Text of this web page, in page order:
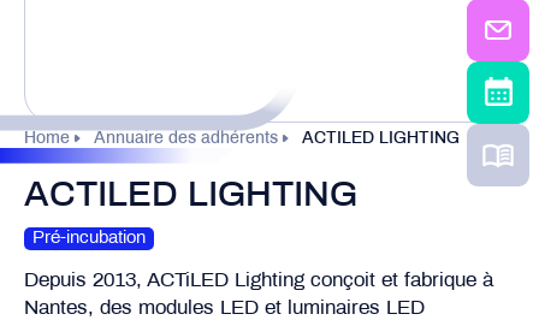
Home Annuaire des adhérents ACTILED LIGHTING
ACTILED LIGHTING
Pré-incubation
Depuis 2013, ACTiLED Lighting conçoit et fabrique à
Nantes, des modules LED et luminaires LED